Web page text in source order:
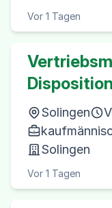
Vor 1 Tagen
Solingen
Solingen
Vor 1 Tagen